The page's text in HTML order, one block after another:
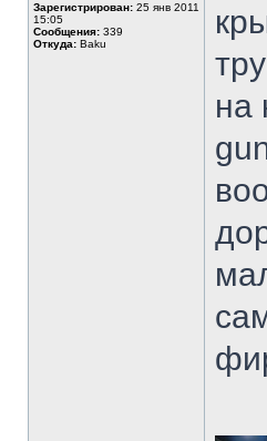
Зарегистрирован: 25 янв 2011
15:05
Сообщения: 339
Откуда: Baku
на